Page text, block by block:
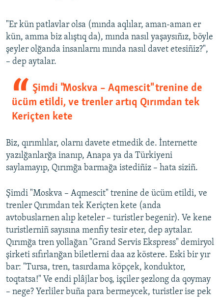
"Er kün patlavlar olsa (mında aqlılar, aman-aman er
kün, amma biz alıştıq da), mında nasıl yaşaysıñız, böyle
şeyler olğanda insanlarnı mında nasıl davet etesiñiz?",
– dep aytalar.
Şimdi "Moskva – Aqmescit" trenine de
ücüm etildi, ve trenler artıq Qırımdan tek
Keriçten kete
Biz, qırımlılar, olarnı davete etmedik de. İnternette
yazılğanlarğa inanıp, Anapa ya da Türkiyeni
saylamayıp, Qırımğa barmağa istediñiz – hata siziñ.
Şimdi "Moskva – Aqmescit" trenine de ücüm etildi, ve
trenler Qırımdan tek Keriçten kete (anda
avtobuslarnen alıp keteler – turistler begenir). Ve kene
turistlerniñ sayısına menfiy tesir eter, dep aytalar.
Qırımğa tren yollağan "Grand Servis Ekspress" demiryol
şirketi sıfırlanğan biletlerni daa az köstere. Eski bir yır
bar: "Tursa, tren, tasırdama köpçek, konduktor,
toqtatsa!" Ve endi plâjlar boş, işçiler şezlong da qoymay
– nege? Yerliler buña para bermeycek, turistler ise pek